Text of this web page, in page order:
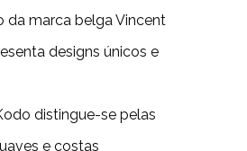
da marca belga Vincent
designs únicos e
distingue-se pelas
e costas